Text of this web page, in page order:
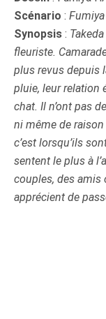
Scénario : Fumiya
Synopsis :
fleuriste.
plus revus depuis
pluie, leur relation
chat. Il n’ont pas
ni même de
c’est lorsqu’ils
sentent le plus à
couples, des amis
apprécient de